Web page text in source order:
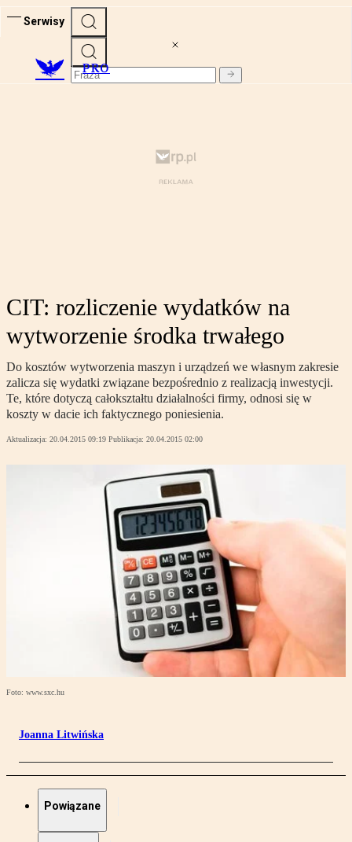
Serwisy
PRO
CIT: rozliczenie wydatków na
wytworzenie środka trwałego
Do kosztów wytworzenia maszyn i urządzeń we własnym zakresie
zalicza się wydatki związane bezpośrednio z realizacją inwestycji.
Te, które dotyczą całokształtu działalności firmy, odnosi się w
koszty w dacie ich faktycznego poniesienia.
Aktualizacja: 20.04.2015 09:19 Publikacja: 20.04.2015 02:00
Foto: www.sxc.hu
Joanna Litwińska
Powiązane